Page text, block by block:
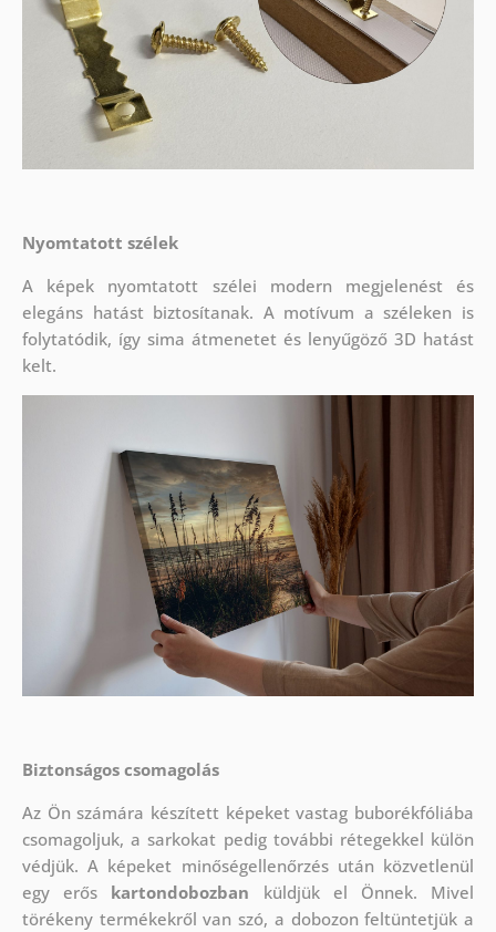
Nyomtatott szélek
A képek nyomtatott szélei modern megjelenést és
elegáns hatást biztosítanak. A motívum a széleken is
folytatódik, így sima átmenetet és lenyűgöző 3D hatást
kelt.
Biztonságos csomagolás
Az Ön számára készített képeket vastag buborékfóliába
csomagoljuk, a sarkokat pedig további rétegekkel külön
védjük. A képeket minőségellenőrzés után közvetlenül
egy erős kartondobozban küldjük el Önnek. Mivel
törékeny termékekről van szó, a dobozon feltüntetjük a